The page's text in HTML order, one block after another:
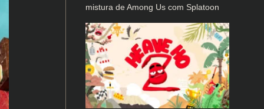
mistura de Among Us com Splatoon